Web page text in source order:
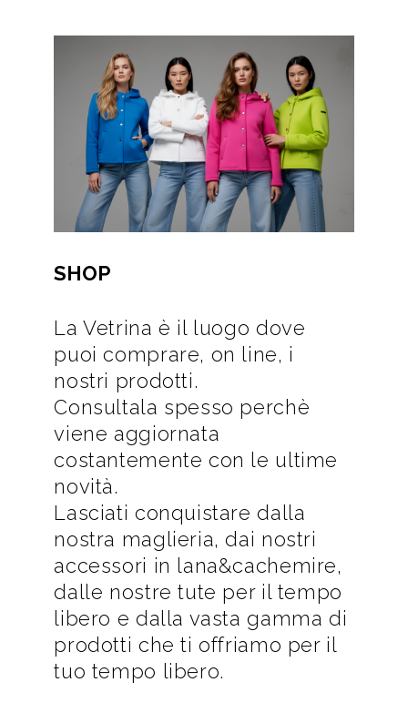
SHOP
La Vetrina è il luogo dove
puoi comprare, on line, i
nostri prodotti.
Consultala spesso perchè
viene aggiornata
costantemente con le ultime
novità.
Lasciati conquistare dalla
nostra maglieria, dai nostri
accessori in lana&cachemire,
dalle nostre tute per il tempo
libero e dalla vasta gamma di
prodotti che ti offriamo per il
tuo tempo libero.